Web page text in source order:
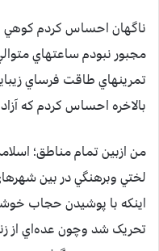
ناگهان احساس کردم کوهي
مجبور نبودم ساعتهاي
تمرينهاي طاقت فرساي
بالاخره احساس کردم که
من ازبين تمام مناطق؛
لختي وبرهنگي در بين
اينکه با پوشيدن حجاب
تحريک شد وچون عده‌اي از